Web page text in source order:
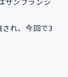
れ、今回で3